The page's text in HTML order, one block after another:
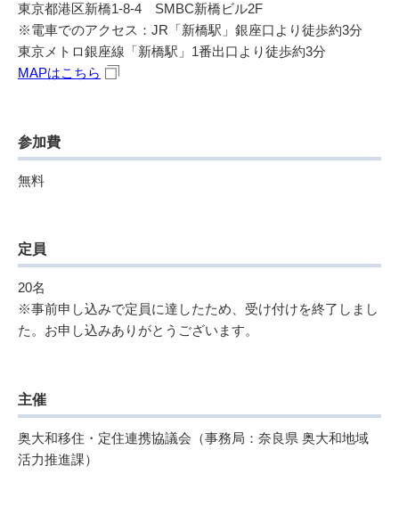
東京都港区新橋1-8-4 SMBC新橋ビル2F
※電車でのアクセス：JR「新橋駅」銀座口より徒歩約3分
東京メトロ銀座線「新橋駅」1番出口より徒歩約3分
MAPはこちら
参加費
無料
定員
20名
※事前申し込みで定員に達したため、受け付けを終了しまし
た。お申し込みありがとうございます。
主催
奥大和移住・定住連携協議会（事務局：奈良県 奥大和地域
活力推進課）